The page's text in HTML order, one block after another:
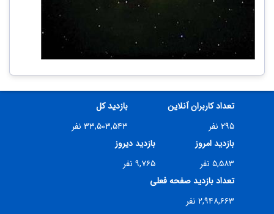
تعداد کاربران آنلاین
۲۹۵ نفر
بازدید کل
۳۳,۵۰۳,۵۴۳ نفر
بازدید امروز
۵,۵۸۳ نفر
بازدید دیروز
۹,۷۶۵ نفر
تعداد بازدید صفحه فعلی
۲,۹۴۸,۶۶۳ نفر